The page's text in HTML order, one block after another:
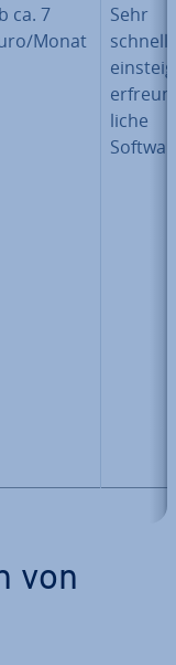
ca. 7
Monat
Sehr
schnell,
li­che
von